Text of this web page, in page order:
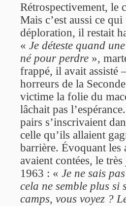
Rétrospectivement, le
Mais c’est aussi ce
déploration, il restait
« Je déteste quand
né pour perdre »,
frappé, il avait assisté
horreurs de la
victime la folie du
lâchait pas
pairs s’inscrivaient
celle qu’ils allaient
barrière. Évoquant les
avaient contées, le
1963 : « Je ne sais
cela ne semble plus si
camps, vous voyez ?